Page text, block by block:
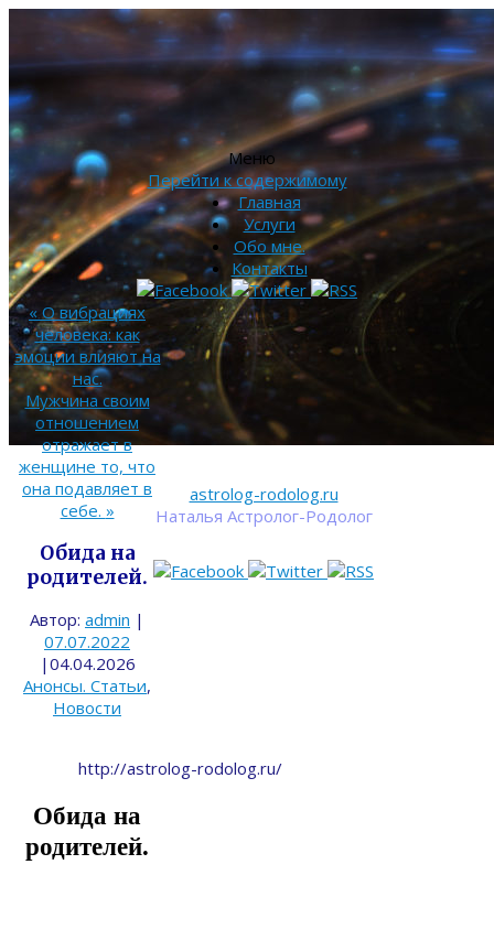
astrolog-rodolog.ru
Наталья Астролог-Родолог
Меню
Перейти к содержимому
Главная
Услуги
Обо мне.
Контакты
«О вибрациях
человека: как
эмоции влияют на
нас.
Мужчина своим
отношением
отражает в
женщине то, что
она подавляет в
себе. »
Обида на
родителей.
Автор: admin |
07.07.2022
| 04.04.2026
Анонсы. Статьи,
Новости
http://astrolog-rodolog.ru/
Обида на
родителей.